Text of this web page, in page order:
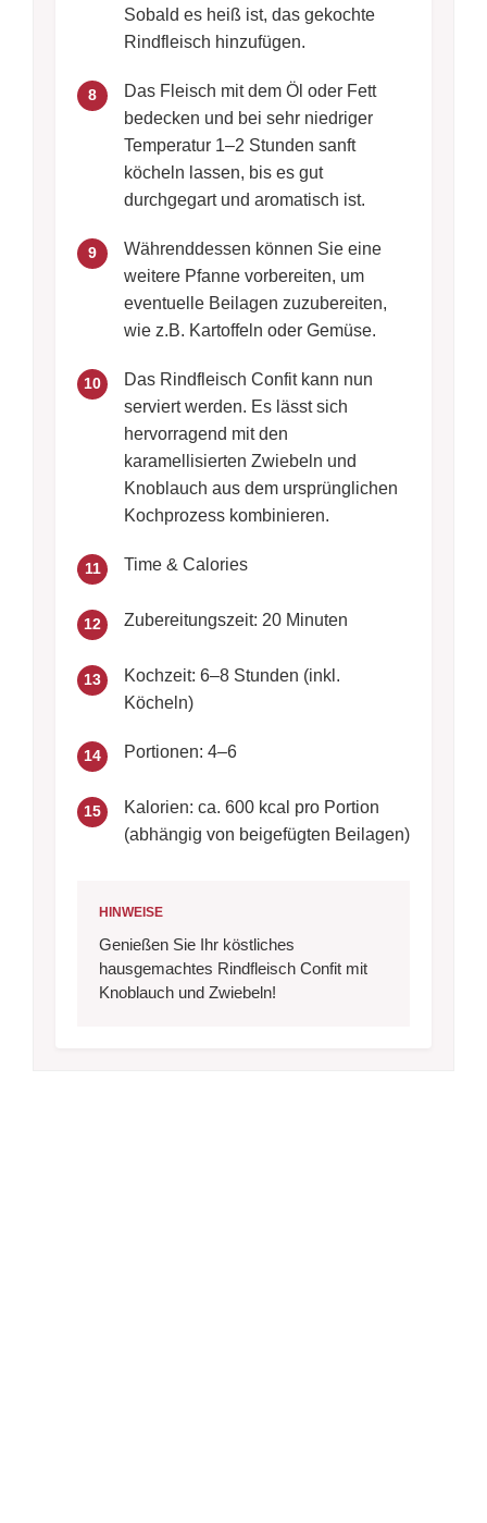
Sobald es heiß ist, das gekochte
Rindfleisch hinzufügen.
8
Das Fleisch mit dem Öl oder Fett
bedecken und bei sehr niedriger
Temperatur 1–2 Stunden sanft
köcheln lassen, bis es gut
durchgegart und aromatisch ist.
9
Währenddessen können Sie eine
weitere Pfanne vorbereiten, um
eventuelle Beilagen zuzubereiten,
wie z.B. Kartoffeln oder Gemüse.
10
Das Rindfleisch Confit kann nun
serviert werden. Es lässt sich
hervorragend mit den
karamellisierten Zwiebeln und
Knoblauch aus dem ursprünglichen
Kochprozess kombinieren.
11 Time & Calories
12 Zubereitungszeit: 20 Minuten
13
Kochzeit: 6–8 Stunden (inkl.
Köcheln)
14 Portionen: 4–6
15
Kalorien: ca. 600 kcal pro Portion
(abhängig von beigefügten Beilagen)
HINWEISE
Genießen Sie Ihr köstliches
hausgemachtes Rindfleisch Confit mit
Knoblauch und Zwiebeln!